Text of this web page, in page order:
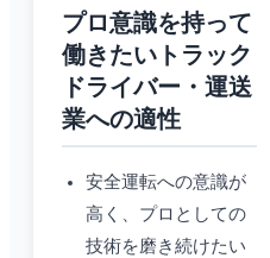
プロ意識を持って
働きたいトラック
ドライバー・運送
業への適性
安全運転への意識が
高く、プロとしての
技術を磨き続けたい